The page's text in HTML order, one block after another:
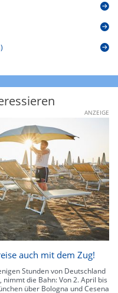
ANZEIGE
auch mit dem Zug!
Stunden von Deutschland
die Bahn: Von 2. April bis
über Bologna und Cesena